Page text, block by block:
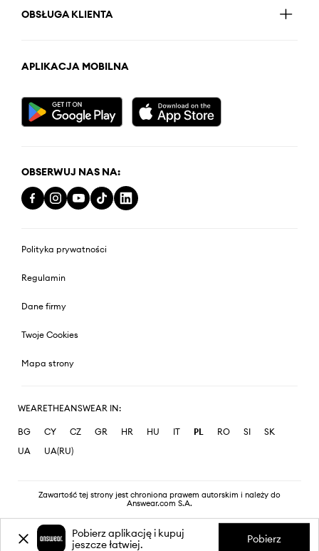
OBSŁUGA KLIENTA
APLIKACJA MOBILNA
OBSERWUJ NAS NA:
Polityka prywatności
Regulamin
Dane firmy
Twoje Cookies
Mapa strony
WEARETHEANSWEAR IN:
BG CY CZ GR HR HU IT PL RO SI
SK
UA
UA(RU)
Zawartość tej strony jest chroniona prawem autorskim i należy do
Answear.com S.A.
Pobierz aplikację i kupuj
jeszcze łatwiej.
Pobierz